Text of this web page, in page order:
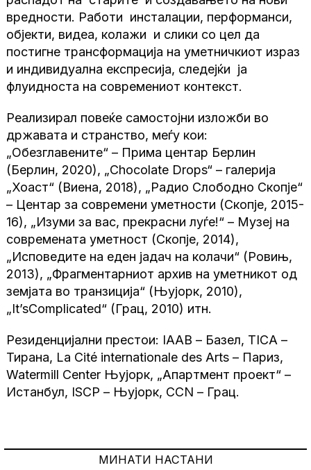
вредности. Работи инсталации, перформанси,
објекти, видеа, колажи и слики со цел да
постигне трансформација на уметничкиот израз
и индивидуална експресија, следејќи ја
флуидноста на современиот контекст.
Реализирал повеќе самостојни изложби во
државата и странство, меѓу кои:
„Обезглавените“ – Прима центар Берлин
(Берлин, 2020), „Chocolate Drops“ – галерија
„Хоаст“ (Виена, 2018), „Радио Слободно Скопје“
– Центар за современи уметности (Скопје, 2015-
16), „Изуми за вас, прекрасни луѓе!“ – Музеј на
современата уметност (Скопје, 2014),
„Исповедите на еден јадач на колачи“ (Ровињ,
2013), „Фрагментарниот архив на уметникот од
земјата во транзиција“ (Њујорк, 2010),
„It’sComplicated“ (Грац, 2010) итн.
Резиденцијални престои: IAAB – Базел, TICA –
Тирана, La Cité internationale des Arts – Париз,
Watermill Centеr Њујорк, „Апартмент проект“ –
Истанбул, ISCP – Њујорк, CCN – Грац.
МИНАТИ НАСТАНИ